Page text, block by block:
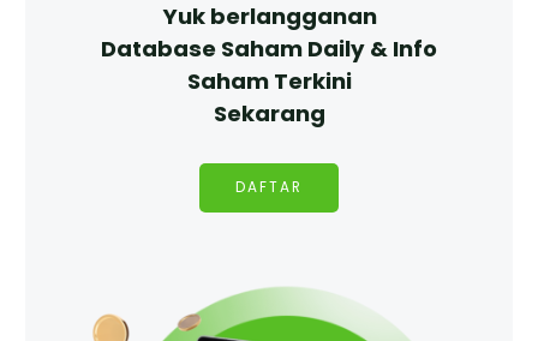
Yuk berlangganan
Database Saham Daily & Info
Saham Terkini
Sekarang
DAFTAR